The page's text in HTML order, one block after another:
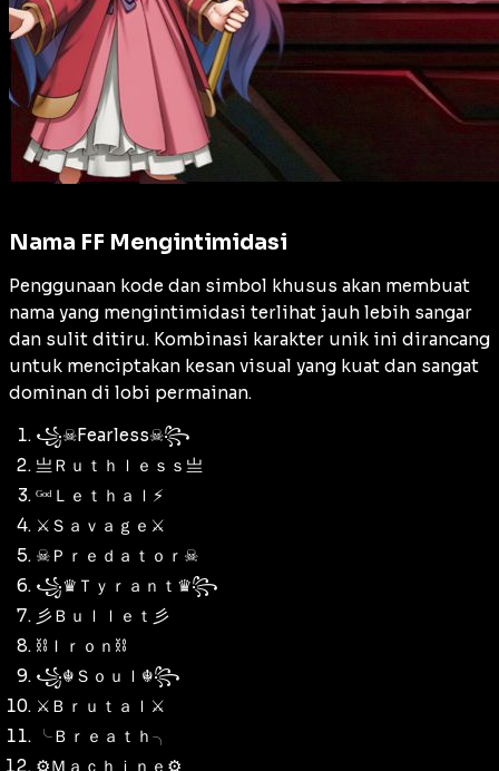
Nama FF Mengintimidasi
Penggunaan kode dan simbol khusus akan membuat
nama yang mengintimidasi terlihat jauh lebih sangar
dan sulit ditiru. Kombinasi karakter unik ini dirancang
untuk menciptakan kesan visual yang kuat dan sangat
dominan di lobi permainan.
꧁☠︎︎Fearless☠︎︎꧂
亗Ｒｕｔｈｌｅｓｓ亗
ᴳᵒᵈＬｅｔｈａｌ⚡
⚔️Ｓａｖａｇｅ⚔️
☠︎︎Ｐｒｅｄａｔｏｒ☠︎︎
꧁♛Ｔｙｒａｎｔ♛꧂
彡Ｂｕｌｌｅｔ彡
⛓️Ｉｒｏｎ⛓️
꧁☬Ｓｏｕｌ☬꧂
⚔️Ｂｒｕｔａｌ⚔️
╰Ｂｒｅａｔｈ╮
⚙️Ｍａｃｈｉｎｅ⚙️